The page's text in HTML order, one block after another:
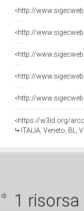
<http://
<http://
<http://
<http://
<http://
<https://w3id.org/
ITALIA, Veneto, BL,
di 1 risorsa